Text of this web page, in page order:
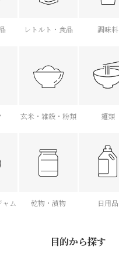
レトルト・食品 調味料
玄米・雑穀・粉類 麺類
ャム 乾物・漬物 日用品
目的から探す